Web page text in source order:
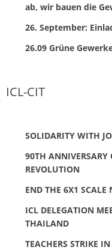
ab, wir bauen die
26. September:
26.09 Grüne
ICL-CIT
SOLIDARITY WITH
90TH ANNIVERSARY
REVOLUTION
END THE 6X1 SCALE
ICL DELEGATION
THAILAND
TEACHERS STRIKE